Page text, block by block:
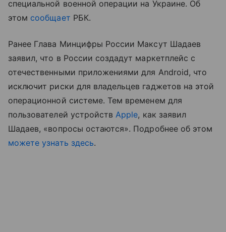
специальной военной операции на Украине. Об
этом сообщает РБК.
Ранее Глава Минцифры России Максут Шадаев
заявил, что в России создадут маркетплейс с
отечественными приложениями для Android, что
исключит риски для владельцев гаджетов на этой
операционной системе. Тем временем для
пользователей устройств Apple, как заявил
Шадаев, «вопросы остаются». Подробнее об этом
можете узнать здесь.